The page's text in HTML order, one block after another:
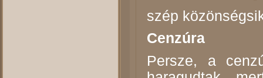
szép
Cenzúra
Persze, a